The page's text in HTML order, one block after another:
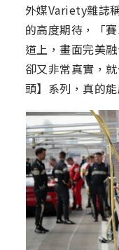
外媒Variety雜誌
的高度期待，「
道上，畫面完美
卻又非常真實，
頭】系列，真的能